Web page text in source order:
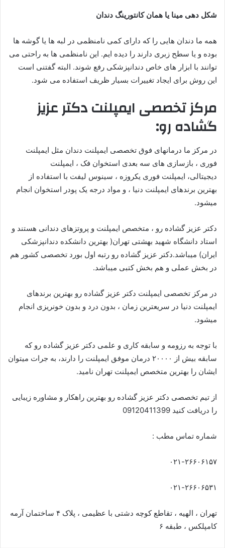
شکل دهی مینا یا همان کانتورینگ دندان
همه ما دندان هایی را که دارای کمی نامنظمی در لبه ها یا گوشه ها
بوده و یا سطح زبری دارند را دیده ایم. این نامنظمی ها به راحتی می
توانند با ابزار های خاص دندانپزشکی رفع شوند. البته گفتنی است
این روش برای ایجاد تغییرات بسیار ظریف استفاده می شود.
مرکز تخصصی ایمپلنت دکتر عزیز
گشاده رو:
در مرکز ما درمانهای فوق تخصصی ایمپلنت دندان مثل ایمپلنت
فوری ، بازسازی های سه بعدی استخوان فک ، ایمپلنت
دیجیتالی، ایمپلنت فوری یکروزه ، سینوس لیفت با استفاده از
بهترین برندهای ایمپلنت دنیا ، و مواد درجه یک پودر استخوان انجام
میشود.
دکتر عزیز گشاده رو ، متخصص ایمپلنت و پروتزهای دندانی هستند و
استاد دانشگاه شهید بهشتی تهران( بهترین دانشکده دندانپزشکی
ایران) میباشد.دکتر عزیز گشاده رو رتبه اول بورد تخصصی کشور هم
در بخش عملی و هم بخش کتبی میباشد.
در مرکز تخصصی ایمپلنت دکتر عزیز گشاده رو بهترین برندهای
ایمپلنت دنیا در سریعترین زمان ، بدون درد و بدون خونریزی انجام
میشود.
‏با توجه به رزومه و سابقه کاری و علمی دکتر عزیز گشاده رو که
سابقه بیش از ۲۰۰۰۰ درمان موفق ایمپلنت را دارند، به جرات میتوان
ایشان را بهترین متخصص ایمپلنت تهران نامید.
از تیم تخصصی دکتر عزیز گشاده رو بهترین راهکار و مشاوره زیبایی
را دریافت کنید 09120411399
شماره تماس مطب :
۰۲۱-۲۶۶۰۶۱۵۷
۰۲۱-۲۶۶۰۶۵۳۱
تهران ، الهیه ، تقاطع کوچه دشتی با عظیمی ، پلاک ۴ ساختمان آرمه
کامپلکس ، طبقه ۶